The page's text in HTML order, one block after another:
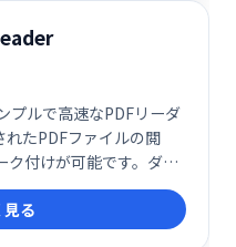
プルで高速なPDFリーダ
れたPDFファイルの閲
ク付けが可能です。ダウ
で、余計な機能がないた
を素早く確認したい
です。
る